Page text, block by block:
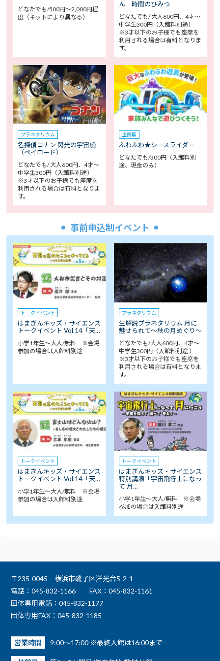
どなたでも/500円～2,000円程
度（キットにより異なる）
ん 時間のひみつ
どなたでも/ 大人600円、4才～
中学生300円（入館料別途）
※3才以下のお子様でも座席を
利用される場合は有料となりま
す。
プラネタリウム
名探偵コナン 閃光の宇宙船
（ペイロード）
どなたでも/ 大人600円、4才～
中学生300円（入館料別途）
※3才以下のお子様でも座席を
利用される場合は有料となりま
す。
企画展
ふわふわ★シースライダー
どなたでも/300円（入館料別
途、現金のみ）
事前申込制イベント
トークイベント
はまぎんキッズ・サイエンス
トークイベント Vol.14「天…
小学1年生～大人/無料 ※会場
参加の場合は入館料別途
プラネタリウム
生解説プラネタリウム 月に
魅せられて～秋の月めぐり～
どなたでも/大人600円、4才～
中学生300円（入館料別途 ）
※3才以下のお子様でも座席を
利用される場合は有料となりま
す。
トークイベント
はまぎんキッズ・サイエンス
トークイベント Vol.14「天…
小学1年生～大人/無料 ※会場
参加の場合は入館料別途
トークイベント
はまぎんキッズ・サイエンス
特別講演「宇宙飛行士になっ
て 月…
小学1年生～大人/無料 ※会場
参加の場合は入館料別途
〒235-0045 横浜市磯子区洋光台5-2-1
電話：045-832-1166
FAX：045-832-1161
団体専用電話：045-832-1177
団体専用FAX：045-832-1185
営業時間 9:00～17:00 ※最終入館は16:00まで